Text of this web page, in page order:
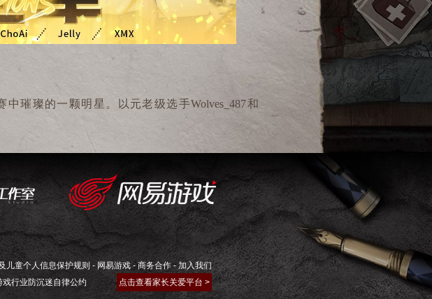
中璀璨的一颗明星。以元老级选手Wolves_487和
Wolves_DKing
组成的求生者
韧性。金光监管者
以来，成都
溃败有如当头棒喝，给予Wolves战队沉痛的打击。
进 Wolves战队选手的胸膛。“实事求是，不管是批
这条微博映射了成都 Wolves
战队诚恳的自我反思和卷
一步一脚印地取得了常规赛第二的好成绩，复现往
——总决赛第一天，他们惜败北京WBG战队，被打
儿童个人信息保护规则 - 网易游戏 - 商务合作 -加入我们
点击查看家长关爱平台 >
戏行业防沉迷自律公约